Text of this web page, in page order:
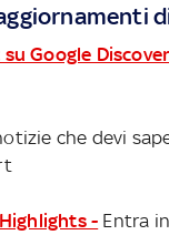
Google
che devi
- Entra in